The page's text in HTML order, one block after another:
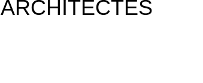
ARCHITECTES